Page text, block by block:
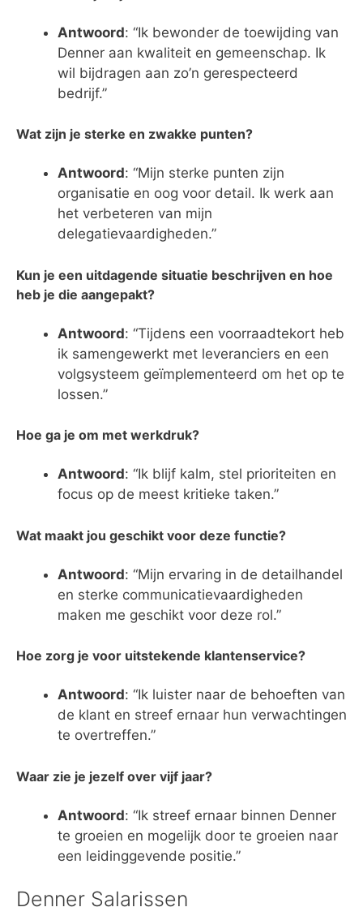
Antwoord: “Ik bewonder de toewijding van
Denner aan kwaliteit en gemeenschap. Ik
wil bijdragen aan zo’n gerespecteerd
bedrijf.”
Wat zijn je sterke en zwakke punten?
Antwoord: “Mijn sterke punten zijn
organisatie en oog voor detail. Ik werk aan
het verbeteren van mijn
delegatievaardigheden.”
Kun je een uitdagende situatie beschrijven en hoe
heb je die aangepakt?
Antwoord: “Tijdens een voorraadtekort heb
ik samengewerkt met leveranciers en een
volgsysteem geïmplementeerd om het op te
lossen.”
Hoe ga je om met werkdruk?
Antwoord: “Ik blijf kalm, stel prioriteiten en
focus op de meest kritieke taken.”
Wat maakt jou geschikt voor deze functie?
Antwoord: “Mijn ervaring in de detailhandel
en sterke communicatievaardigheden
maken me geschikt voor deze rol.”
Hoe zorg je voor uitstekende klantenservice?
Antwoord: “Ik luister naar de behoeften van
de klant en streef ernaar hun verwachtingen
te overtreffen.”
Waar zie je jezelf over vijf jaar?
Antwoord: “Ik streef ernaar binnen Denner
te groeien en mogelijk door te groeien naar
een leidinggevende positie.”
Denner Salarissen